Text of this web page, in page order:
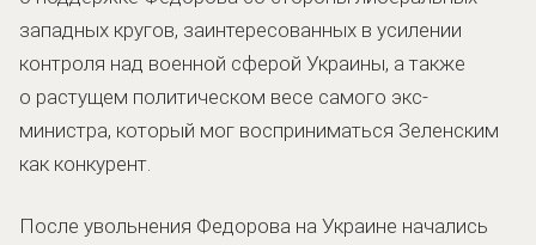
западных кругов, заинтересованных в усилении
контроля над военной сферой Украины, а также
о растущем политическом весе самого экс-
министра, который мог восприниматься Зеленским
как конкурент.
После увольнения Федорова на Украине начались